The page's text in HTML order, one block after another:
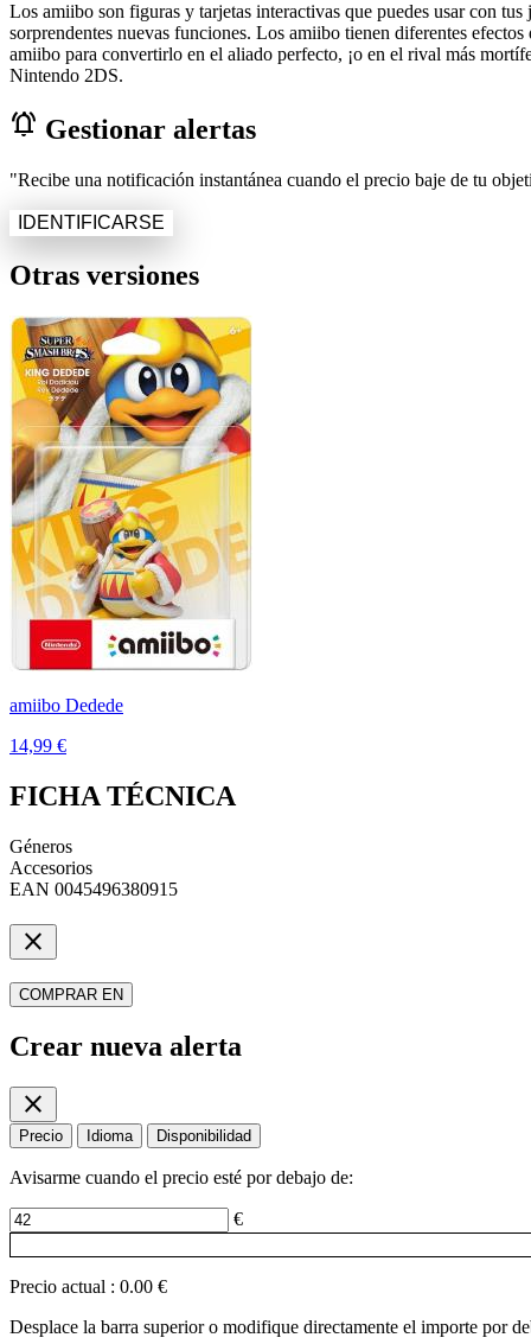
Los amiibo son figuras y tarjetas interactivas que puedes usar con
sorprendentes nuevas funciones. Los amiibo tienen diferentes
amiibo para convertirlo en el aliado perfecto, ¡o en el rival más
Nintendo 2DS.
notifications_active Gestionar alertas
"Recibe una notificación instantánea cuando el precio baje de tu
IDENTIFICARSE
Otras versiones
amiibo Dedede
14,99 €
FICHA TÉCNICA
Géneros
Accesorios
EAN 0045496380915
close
COMPRAR EN
Crear nueva alerta
close
Precio Idioma Disponibilidad
Avisarme cuando el precio esté por debajo de:
€
Precio actual : 0.00 €
Desplace la barra superior o modifique directamente el importe por